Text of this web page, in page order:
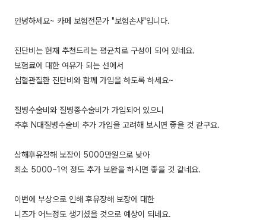
안녕하세요~ 카페 보험전문가 "보험손사"입니다.
진단비는 현재 추천드리는 평균치로 구성이 되어 있네요.
보험료에 대한 여유가 되는 선에서
심혈관질환 진단비와 함께 가입을 하도록 하세요~
질병수술비와 질병종수술비가 가입되어 있으니
추후 N대질병수술비 추가 가입을 고려해 보시면 좋을 것 같구요.
상해후유장해 보장이 5000만원으로 낮아
최소 5000~1억 정도 추가 보완을 하시면 좋을 것 같네요.
이번에 부상으로 인해 후유장해 보장에 대한
니즈가 어느정도 생기셨을 것으로 예상이 되네요.